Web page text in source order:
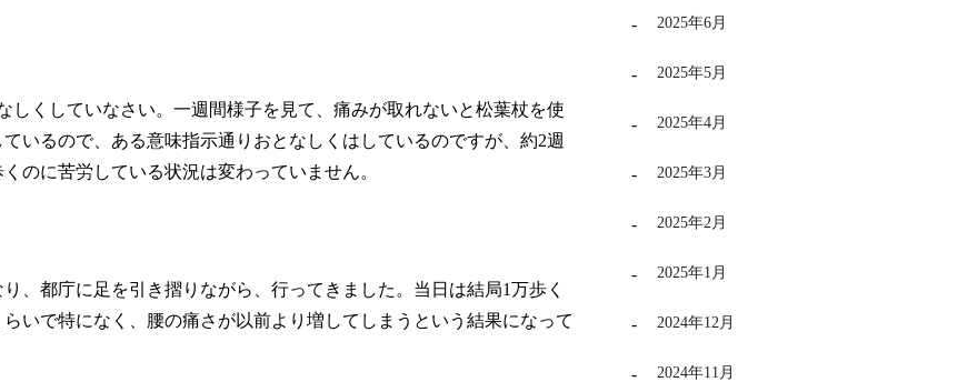
くしていなさい。一週間様子を見て、痛みが取れないと松葉杖を使
いるので、ある意味指示通りおとなしくはしているのですが、約2週
のに苦労している状況は変わっていません。
、都庁に足を引き摺りながら、行ってきました。当日は結局1万歩く
いで特になく、腰の痛さが以前より増してしまうという結果になって
2025年6月
2025年5月
2025年4月
2025年3月
2025年2月
2025年1月
2024年12月
2024年11月